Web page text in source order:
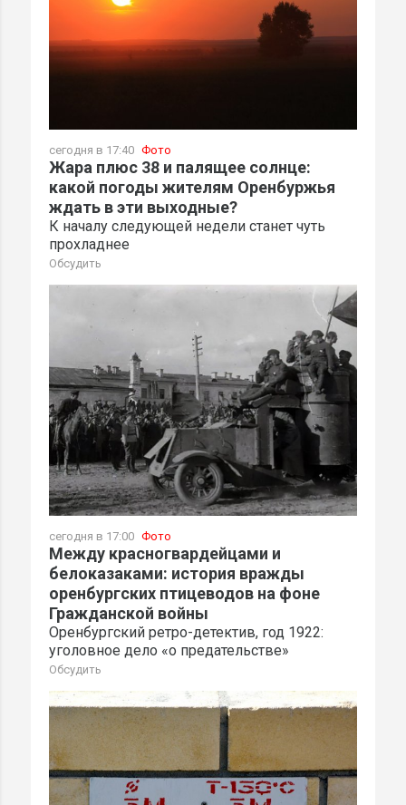
сегодня в 17:40 Фото
Жара плюс 38 и палящее солнце:
какой погоды жителям Оренбуржья
ждать в эти выходные?
К началу следующей недели станет чуть
прохладнее
Обсудить
сегодня в 17:00 Фото
Между красногвардейцами и
белоказаками: история вражды
оренбургских птицеводов на фоне
Гражданской войны
Оренбургский ретро-детектив, год 1922:
уголовное дело «о предательстве»
Обсудить